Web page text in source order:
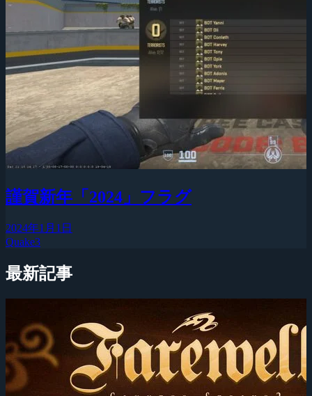
謹賀新年「2024」フラグ
2024年1月1日
Quake3
最新記事